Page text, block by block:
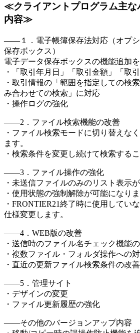
≪クライアントプログラム主な
内容≫
――１．電子帳簿保存法対応（オプシ
保存ボックス）
電子データ保存ボックスの機能追加を
・「取引年月日」「取引金額」「取
・取引情報の「範囲を指定しての検
み合わせての検索」に対応
・操作ログの強化
――2．ファイル検索機能の改善
・ファイル検索モードに切り替えな
ます。
・検索条件を変更し続けて検索する
――3．ファイル操作の強化
・未送信ファイルのみのリスト表示
・使用状態の強制解除が可能になりま
・FRONTIER21終了時に使用してい
仕様変更します。
――4．WEB版の改善
・送信時のファイル名チェック機能
・複数ファイル・フォルダ操作への
・直近の更新ファイル検索条件の改善
――5．管理サイト
・デザインの変更
・ファイル更新履歴の強化
――その他のバージョンアップ内容